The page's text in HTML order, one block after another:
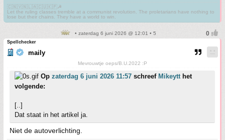
🇨🇳🇻🇳🇱🇦🇨🇺🇰🇵☭
Let the ruling classes tremble at a communist revolution. The proletarians have nothing to
lose but their chains. They have a world to win.
• zaterdag 6 juni 2026 @ 12:01 • 5
Spellchecker
maily
Mevrouwtje oeps/B.U.2022 :P
Op zaterdag 6 juni 2026 11:57 schreef Mikeytthet
volgende:
[..]
Dat staat in het artikel ja.
Niet de autoverlichting.